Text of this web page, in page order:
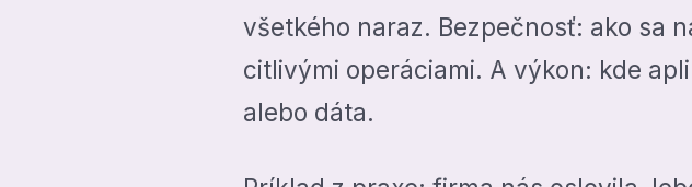
všetkého naraz. Bezpečnosť: ako sa
citlivými operáciami. A výkon: kde
alebo dáta.